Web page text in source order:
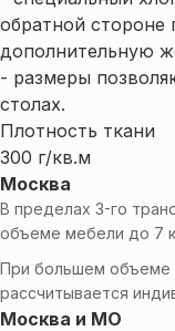
обратной стороне
дополнительную
- размеры
столах.
Плотность ткани
300 г/кв.м
Москва
В пределах 3-го
объеме мебели до 7
При большем объеме
рассчитывается
Москва и МО